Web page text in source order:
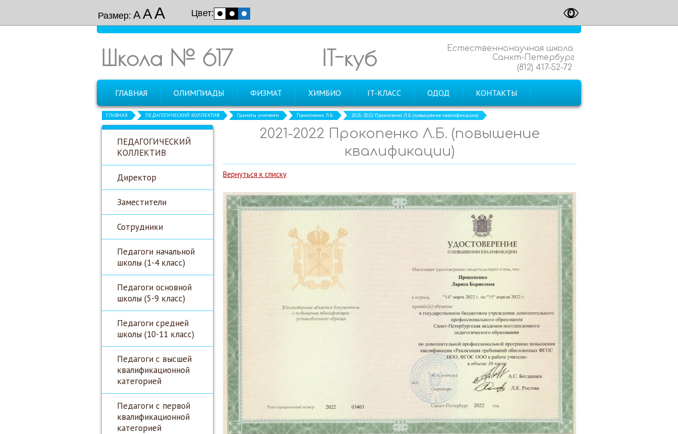
Размер: ААА Цвет:
Школа № 617
Естественнонаучная школа
Санкт-Петербург
(812) 417-52-72
IT-куб
ГЛАВНАЯ ОЛИМПИАДЫ ФИЗМАТ ХИМБИО IT-КЛАСС ОДОД КОНТАКТЫ
ГЛАВНАЯ ПЕДАГОГИЧЕСКИЙ КОЛЛЕКТИВ Грамоты учителям Прокопенко Л.Б. 2021-2022 Прокопенко Л.Б. (повышение квалификации)
ПЕДАГОГИЧЕСКИЙ
КОЛЛЕКТИВ
Директор
Заместители
Сотрудники
Педагоги начальной
школы (1-4 класс)
Педагоги основной
школы (5-9 класс)
Педагоги средней
школы (10-11 класс)
Педагоги с высшей
квалификационной
категорией
Педагоги с первой
квалификационной
категорией
2021-2022 Прокопенко Л.Б. (повышение
квалификации)
Вернуться к списку